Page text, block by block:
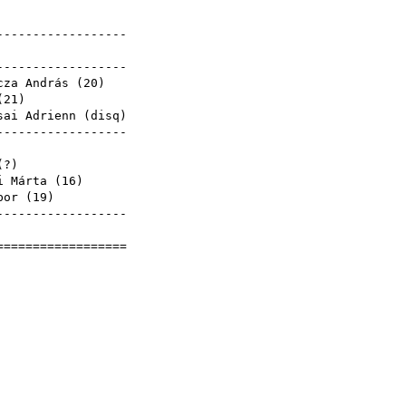
András ( 20 )
21 )
Adrienn ( disq )
(?)
Márta ( 16 )
( 19 )